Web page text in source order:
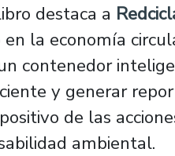
destaca a
la economía
contenedor
y generar
de las
ambiental.